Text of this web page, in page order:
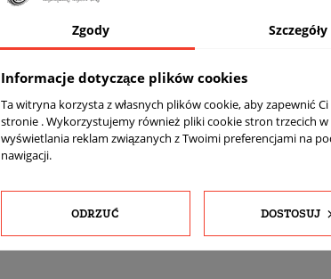
komplet (4 sztuki)
Tak
Tak
Zgody Szczegóły
Informacje dotyczące plików cookies
Ta witryna korzysta z własnych plików cookie, aby zapewnić
stronie . Wykorzystujemy również pliki cookie stron trzecich w
wyświetlania reklam związanych z Twoimi preferencjami na
nawigacji.
ODRZUĆ DOSTOSUJ